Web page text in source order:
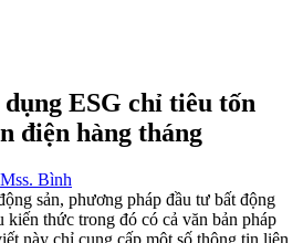
ESG chỉ tiêu tốn
điện hàng tháng
Mss. Bình
sản, phương pháp đầu tư bất động
kiến thức trong đó có cả văn bản pháp
này chỉ cung cấp một số thông tin liên